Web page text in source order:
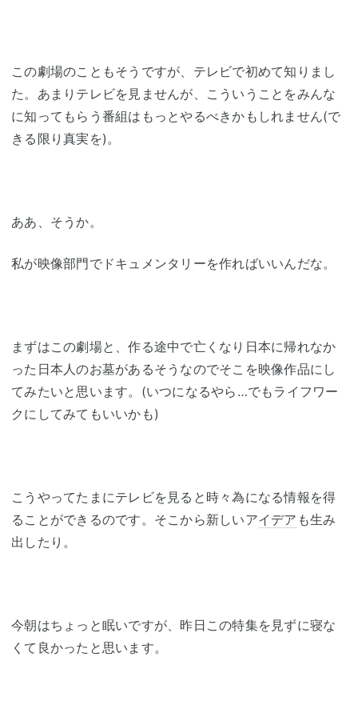
この劇場のこともそうですが、テレビで初めて知りまし
た。あまりテレビを見ませんが、こういうことをみんな
に知ってもらう番組はもっとやるべきかもしれません(で
きる限り真実を)。
ああ、そうか。
私が映像部門でドキュメンタリーを作ればいいんだな。
まずはこの劇場と、作る途中で亡くなり日本に帰れなか
った日本人のお墓があるそうなのでそこを映像作品にし
てみたいと思います。(いつになるやら…でもライフワー
クにしてみてもいいかも)
こうやってたまにテレビを見ると時々為になる情報を得
ることができるのです。そこから新しいアイデア も生み
出したり。
今朝はちょっと眠いですが、昨日この特集を見ずに寝な
くて良かったと思います。